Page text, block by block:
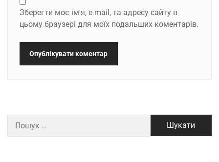
Зберегти моє ім'я, e-mail, та адресу сайту в
цьому браузері для моїх подальших коментарів.